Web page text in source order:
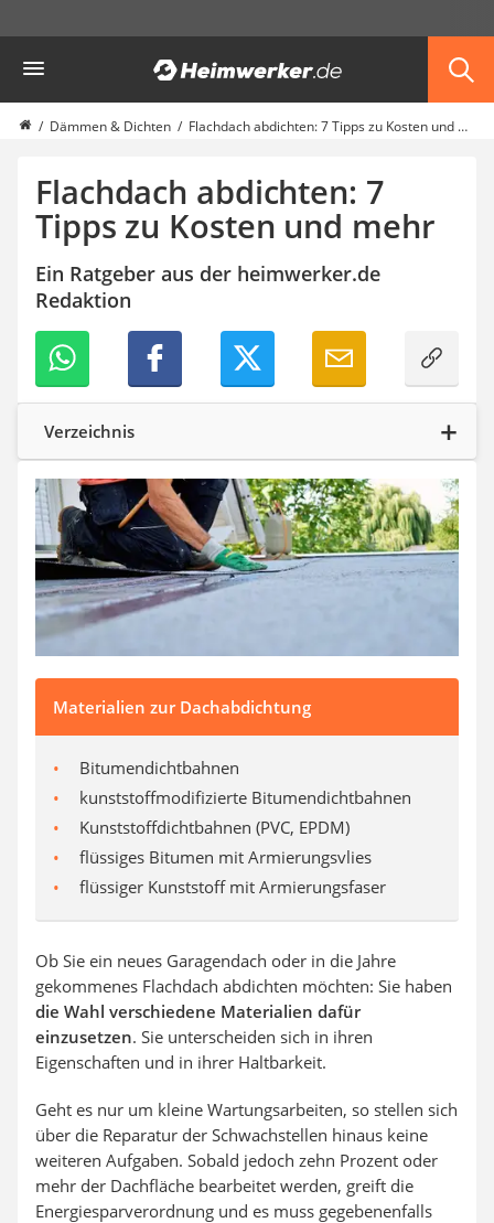
Haus & Bau
Außenleuchte mit Kamera
Ozongenerator
Smart-Home-Rauchmelder
Schlüsseltresor
Überwachungskameras außen
Regendusche
Reizstromgerät
Infrarot-Thermometer
GPS-Tracker
Heizkissen
Digitale Zeitschaltuhr
Paketbriefkasten
Fensterkontaktschalter
Hygrometer
LED-Baustrahler
Aluleiter
Tiefengrund
LED-Beamer
Video-Türsprechanlage
Dämmen & Dichten Flachdach abdichten: 7 Tipps zu Kosten und mehr
Flachdach abdichten: 7
Tipps zu Kosten und mehr
Ein Ratgeber aus der heimwerker.de
Redaktion
Verzeichnis
Materialien zur Dachabdichtung
Bitumendichtbahnen
kunststoffmodifizierte Bitumendichtbahnen
Kunststoffdichtbahnen (PVC, EPDM)
flüssiges Bitumen mit Armierungsvlies
flüssiger Kunststoff mit Armierungsfaser
Ob Sie ein neues Garagendach oder in die Jahre
gekommenes Flachdach abdichten möchten: Sie haben
die Wahl verschiedene Materialien dafür
einzusetzen. Sie unterscheiden sich in ihren
Eigenschaften und in ihrer Haltbarkeit.
Geht es nur um kleine Wartungsarbeiten, so stellen sich
über die Reparatur der Schwachstellen hinaus keine
weiteren Aufgaben. Sobald jedoch zehn Prozent oder
mehr der Dachfläche bearbeitet werden, greift die
Energiesparverordnung und es muss gegebenenfalls